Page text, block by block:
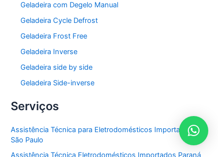
Geladeira com Degelo Manual
Geladeira Cycle Defrost
Geladeira Frost Free
Geladeira Inverse
Geladeira side by side
Geladeira Side-inverse
Serviços
Assistência Técnica para Eletrodomésticos Importados em
São Paulo